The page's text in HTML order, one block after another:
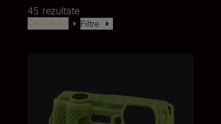
45 rezultate
Cel mai noi Filtre